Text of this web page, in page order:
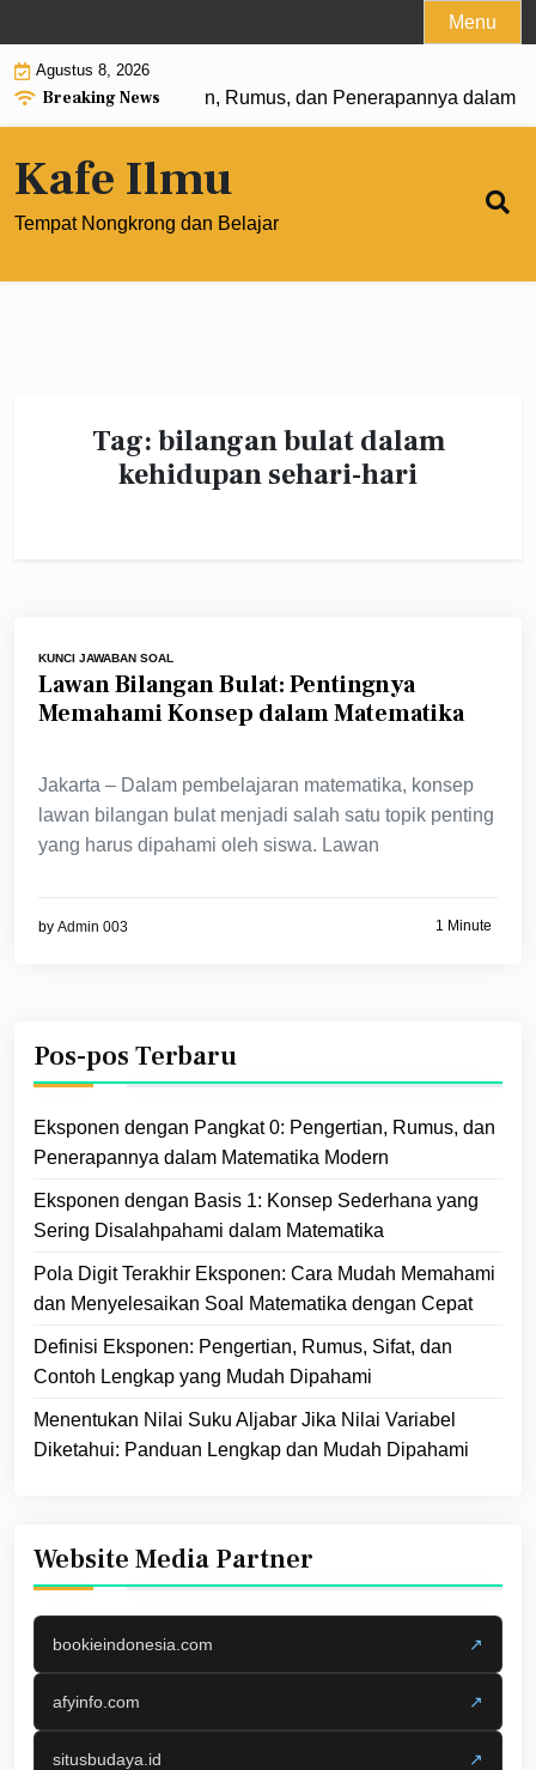
to
content
Menu
Agustus 8, 2026
Breaking News
Pangkat 0: Pengertian, Rumus, dan Penerapannya dalam
Kafe Ilmu
Tempat Nongkrong dan Belajar
Tag:bilangan bulat dalam
kehidupan sehari-hari
KUNCI JAWABAN SOAL
Lawan Bilangan Bulat: Pentingnya
Memahami Konsep dalam Matematika
Jakarta – Dalam pembelajaran matematika, konsep
lawan bilangan bulat menjadi salah satu topik penting
yang harus dipahami oleh siswa. Lawan
by Admin 003 1 Minute
Pos-pos Terbaru
Eksponen dengan Pangkat 0: Pengertian, Rumus, dan
Penerapannya dalam Matematika Modern
Eksponen dengan Basis 1: Konsep Sederhana yang
Sering Disalahpahami dalam Matematika
Pola Digit Terakhir Eksponen: Cara Mudah Memahami
dan Menyelesaikan Soal Matematika dengan Cepat
Definisi Eksponen: Pengertian, Rumus, Sifat, dan
Contoh Lengkap yang Mudah Dipahami
Menentukan Nilai Suku Aljabar Jika Nilai Variabel
Diketahui: Panduan Lengkap dan Mudah Dipahami
Website Media Partner
bookieindonesia.com ↗
afyinfo.com ↗
situsbudaya.id ↗